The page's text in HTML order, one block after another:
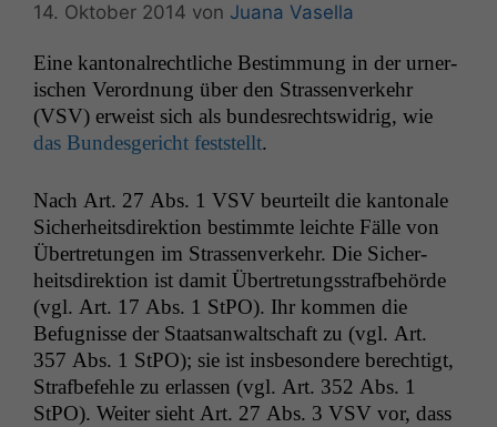
14. Oktober 2014 von Juana Vasella
Eine kan­ton­al­rechtliche Bes­tim­mung in der urner­
ischen Verord­nung über den Strassen­verkehr
(VSV) erweist sich als bun­desrechtswidrig, wie
das Bun­des­gericht fest­stellt.
Nach Art. 27 Abs. 1 VSV beurteilt die kan­tonale
Sicher­heits­di­rek­tion bes­timmte leichte Fälle von
Übertre­tun­gen im Strassen­verkehr. Die Sicher­
heits­di­rek­tion ist damit Übertre­tungsstraf­be­hörde
(vgl. Art. 17 Abs. 1 StPO). Ihr kom­men die
Befug­nisse der Staat­san­waltschaft zu (vgl. Art.
357 Abs. 1 StPO); sie ist ins­beson­dere berechtigt,
Straf­be­fehle zu erlassen (vgl. Art. 352 Abs. 1
StPO). Weit­er sieht Art. 27 Abs. 3 VSV vor, dass